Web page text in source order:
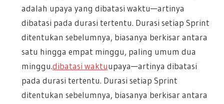
adalah upaya yang dibatasi waktu—artinya
dibatasi pada durasi tertentu. Durasi setiap Sprint
ditentukan sebelumnya, biasanya berkisar antara
satu hingga empat minggu, paling umum dua
minggu.dibatasi waktuupaya—artinya dibatasi
pada durasi tertentu. Durasi setiap Sprint
ditentukan sebelumnya, biasanya berkisar antara